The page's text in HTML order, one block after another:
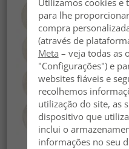
para lhe
compra
(através de
Meta – veja todas as
"Configurações") e
websites fiáveis e
recolhemos
utilização do site, as
dispositivo que
inclui o
informações no seu